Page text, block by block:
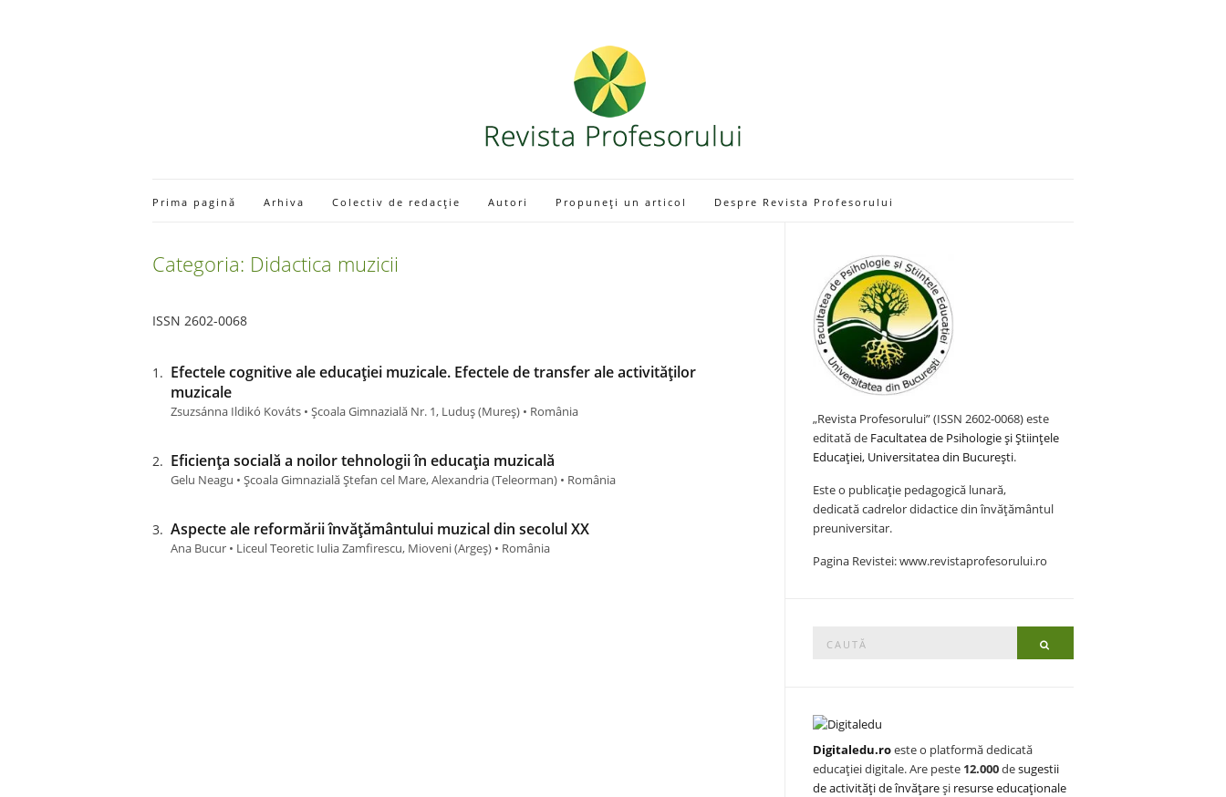
Prima pagină Arhiva Colectiv de redacție Autori Propuneți un articol Despre Revista Profesorului
Categoria: Didactica muzicii
ISSN 2602-0068
Efectele cognitive ale educației muzicale. Efectele de transfer ale activităților
muzicale
Zsuzsánna Ildikó Kováts • Școala Gimnazială Nr. 1, Luduș (Mureş) • România
Eficiența socială a noilor tehnologii în educația muzicală
Gelu Neagu • Școala Gimnazială Ștefan cel Mare, Alexandria (Teleorman) • România
Aspecte ale reformării învățământului muzical din secolul XX
Ana Bucur • Liceul Teoretic Iulia Zamfirescu, Mioveni (Argeş) • România
„Revista Profesorului” (ISSN 2602-0068) este
editată de Facultatea de Psihologie și Științele
Educației, Universitatea din București.
Este o publicație pedagogică lunară,
dedicată cadrelor didactice din învățământul
preuniversitar.
Pagina Revistei: www.revistaprofesorului.ro
for:
Digitaledu.roeste o platformă dedicată
educației digitale. Are peste 12.000desugestii
de activități de învățareși resurse educaționale